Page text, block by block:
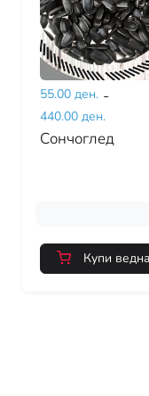
55.00 ден. -
440.00 ден.
Сончоглед
Купи